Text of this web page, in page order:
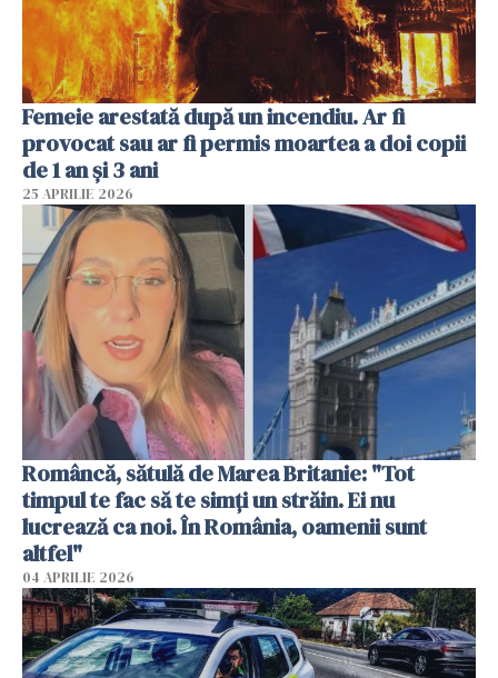
Femeie arestată după un incendiu. Ar fi
provocat sau ar fi permis moartea a doi copii
de 1 an și 3 ani
25 APRILIE 2026
Româncă, sătulă de Marea Britanie: "Tot
timpul te fac să te simți un străin. Ei nu
lucrează ca noi. În România, oamenii sunt
altfel"
04 APRILIE 2026